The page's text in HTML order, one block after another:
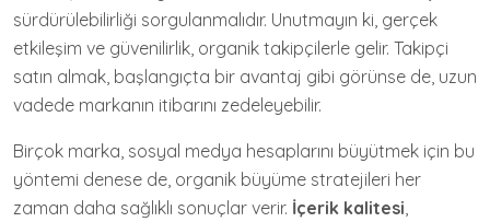
sürdürülebilirliği sorgulanmalıdır. Unutmayın ki, gerçek
etkileşim ve güvenilirlik, organik takipçilerle gelir. Takipçi
satın almak, başlangıçta bir avantaj gibi görünse de, uzun
vadede markanın itibarını zedeleyebilir.
Birçok marka, sosyal medya hesaplarını büyütmek için bu
yöntemi denese de, organik büyüme stratejileri her
zaman daha sağlıklı sonuçlar verir. İçerik kalitesi,